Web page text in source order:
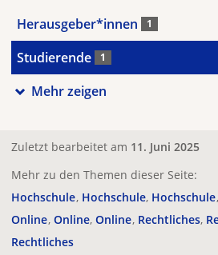
Herausgeber*innen 1
Studierende 1
Mehr zeigen
Zuletzt bearbeitet am 11. Juni 2025
Mehr zu den Themen dieser Seite:
Hochschule Hochschule Hochschule
Online Online Online Rechtliches
Rechtliches